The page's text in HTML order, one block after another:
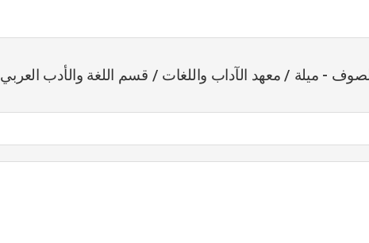
- ميلة / معهد الآداب واللغات / قسم اللغة والأدب العربي